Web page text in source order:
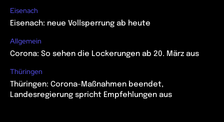
Eisenach
Eisenach: neue Vollsperrung ab heute
Allgemein
Corona: So sehen die Lockerungen ab 20. März aus
Thüringen
Thüringen: Corona-Maßnahmen beendet,
Landesregierung spricht Empfehlungen aus